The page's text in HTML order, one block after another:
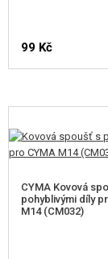
VYSÍLAČKY,
DOPLŇKY KE
NÁHRADNÍ DÍLY,
99 Kč
CYMA Kovová
pohyblivými díly
M14 (CM032)